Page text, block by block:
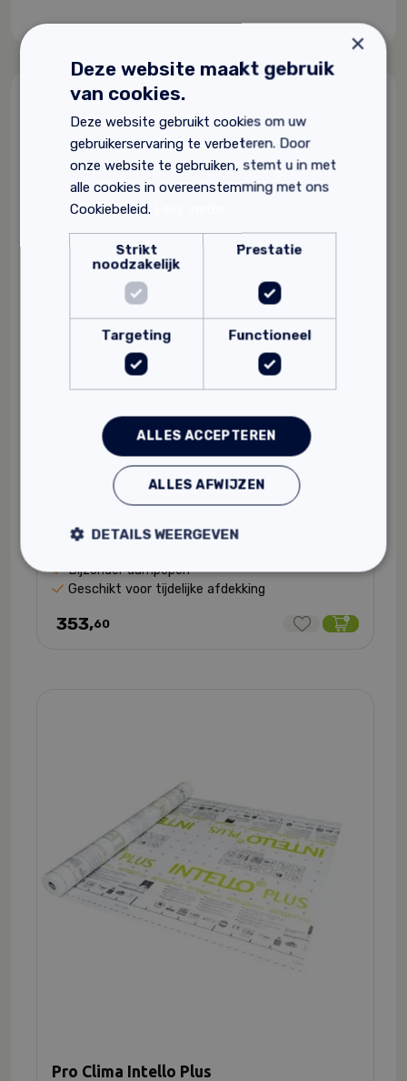
Gerelateerde producten
Pro Clima Solitex Mento 5000 Connect
Bijzonder dampopen
Geschikt voor tijdelijke afdekking
353,60
Pro Clima Intello Plus
×
Deze website maakt gebruik
van cookies.
Deze website gebruikt cookies om uw
gebruikerservaring te verbeteren. Door
onze website te gebruiken, stemt u in met
alle cookies in overeenstemming met ons
Cookiebeleid.
Strikt
noodzakelijk
Prestatie
Targeting Functioneel
ALLES ACCEPTEREN
ALLES AFWIJZEN
DETAILS WEERGEVEN